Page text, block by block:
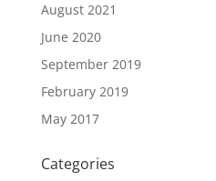
August 2021
June 2020
September 2019
February 2019
May 2017
Categories